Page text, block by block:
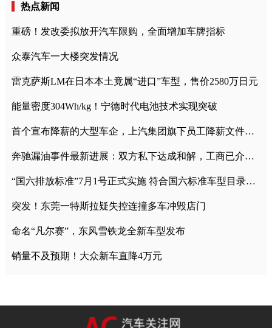
热点新闻
重磅！发改委拟放开汽车限购，全面增加车牌指标
众泰汽车一大楼突发情况
雷克萨斯LM在日本本土竟属“进口”车型，售价2580万日元
能量密度304Wh/kg！宁德时代电池技术实现突破
首个宣布降薪的大型车企，上汽集团旗下员工降薪文件曝光
奔驰漏油事件最新进展：双方私下达成和解，工商已介入调查
“国六排放标准”7月1号正式实施 符合国六标准车型目录一览
突发！东莞一特斯拉疑失控连撞多车冲毁店门
命名“凡尔赛”，东风雪铁龙全新车型发布
销量不及预期！大众新车直降4万元